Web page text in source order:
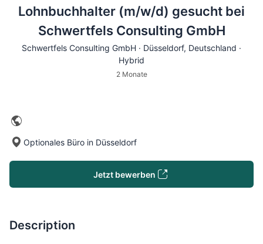
Lohnbuchhalter (m/w/d) gesucht bei
Schwertfels Consulting GmbH
Schwertfels Consulting GmbH · Düsseldorf, Deutschland ·
Hybrid
2 Monate
Optionales Büro in Düsseldorf
Jetzt bewerben
Description